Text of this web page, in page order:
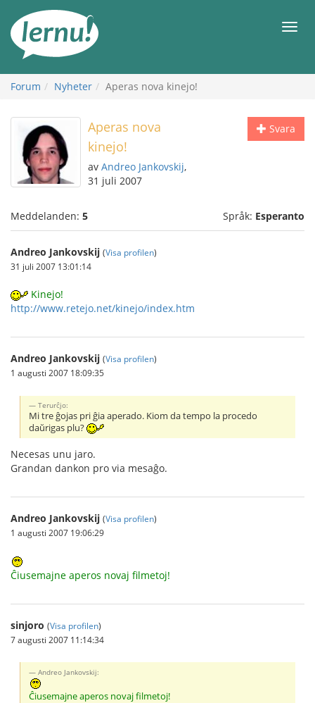
sidans
innehåll
Meny
Forum Nyheter Aperas nova kinejo!
Svara
Aperas nova
kinejo!
av Andreo Jankovskij,
31 juli 2007
Meddelanden: 5 Språk: Esperanto
Andreo Jankovskij (Visa profilen)
31 juli 2007 13:01:14
Kinejo!
http://www.retejo.net/kinejo/index.htm
Andreo Jankovskij (Visa profilen)
1 augusti 2007 18:09:35
Terurĉjo:
Mi tre ĝojas pri ĝia aperado. Kiom da tempo la procedo
daŭrigas plu?
Necesas unu jaro.
Grandan dankon pro via mesaĝo.
Andreo Jankovskij (Visa profilen)
1 augusti 2007 19:06:29
Ĉiusemajne aperos novaj filmetoj!
sinjoro (Visa profilen)
7 augusti 2007 11:14:34
Andreo Jankovskij:
Ĉiusemajne aperos novaj filmetoj!